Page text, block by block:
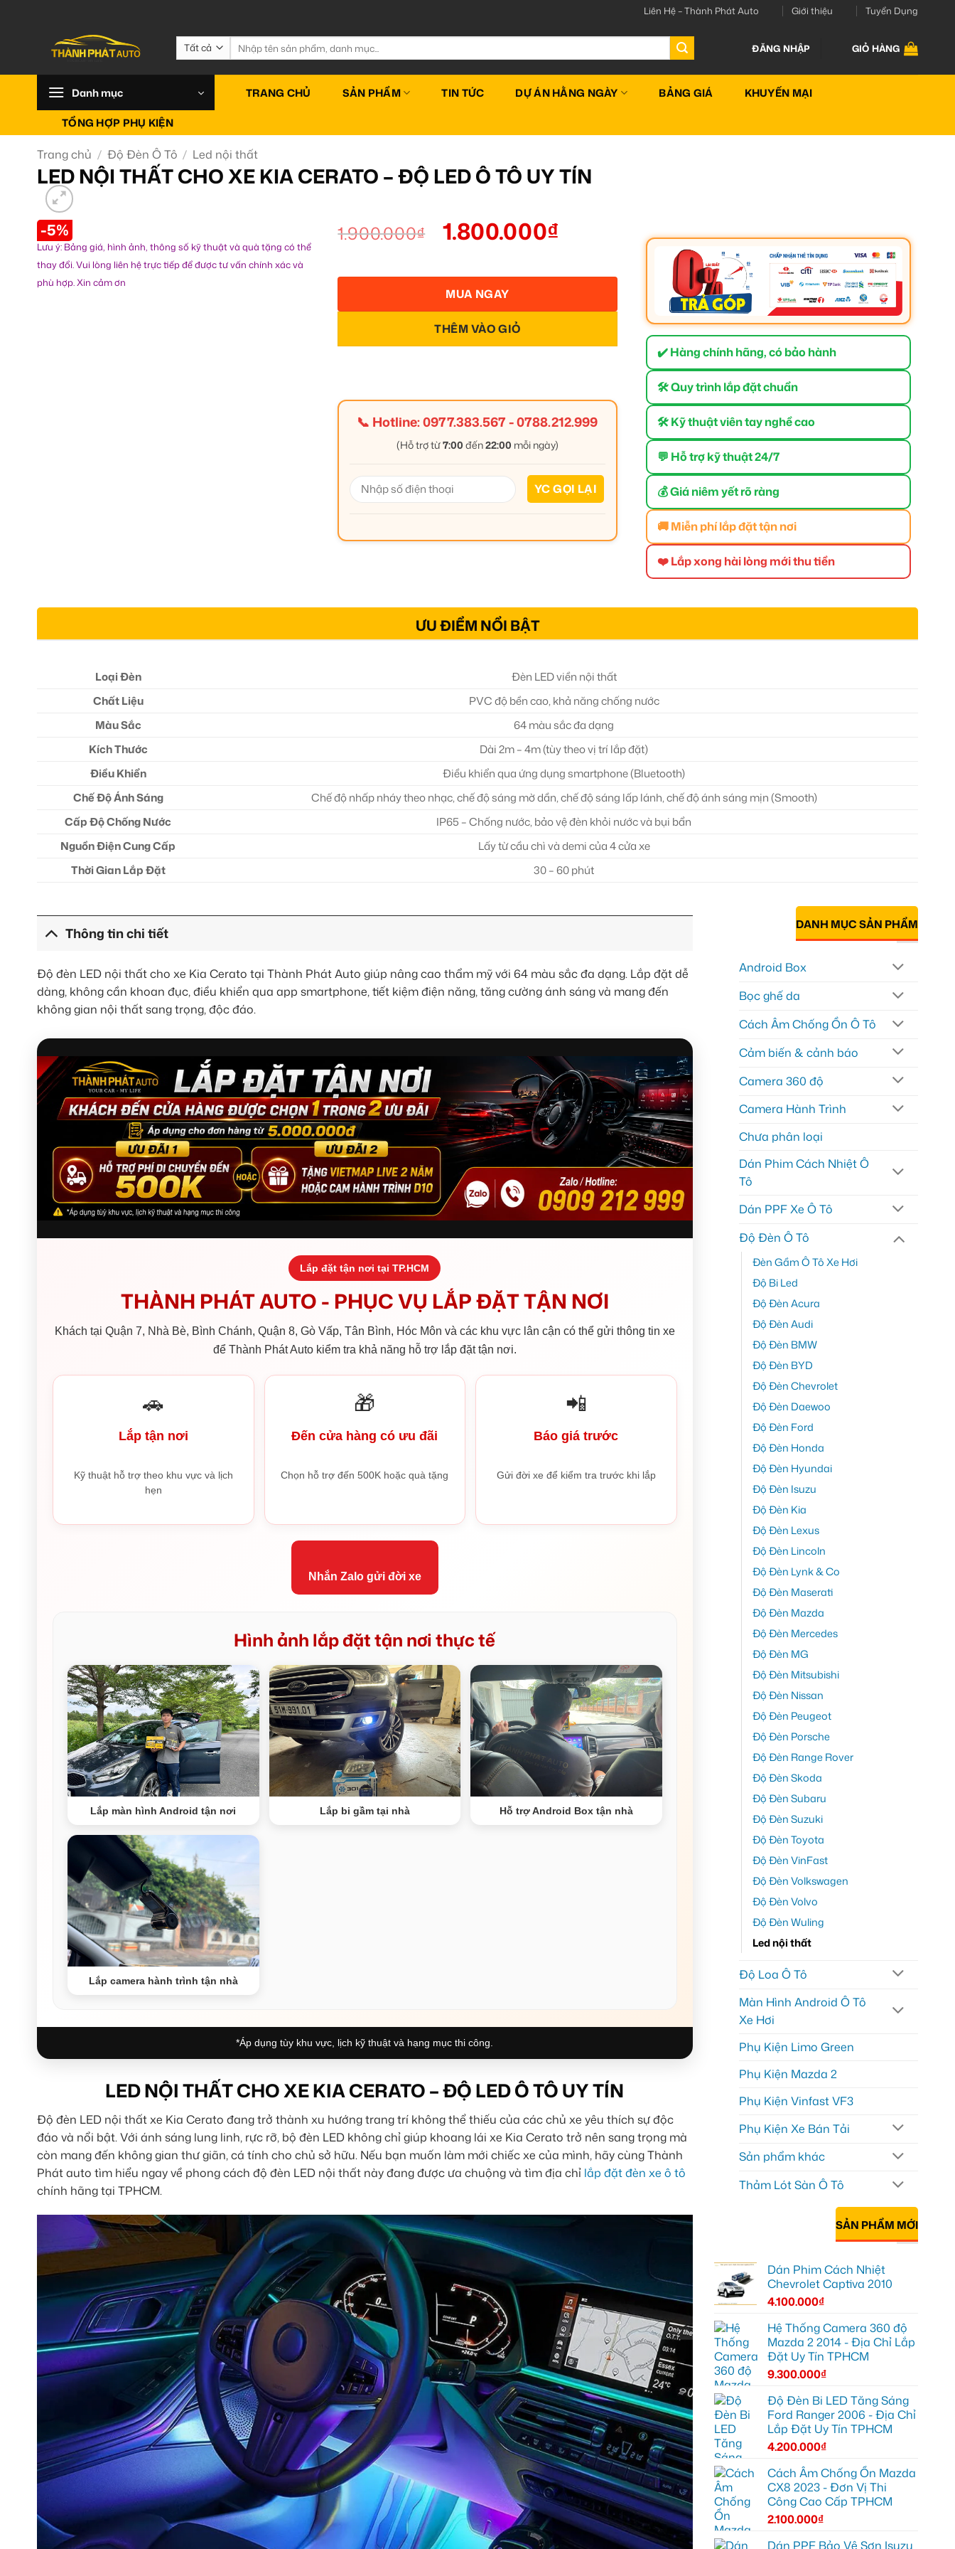
Liên Hệ – Thành Phát Auto Giới thiệu Tuyển Dụng
Tìm
kiếm:
ĐĂNG NHẬP GIỎ HÀNG
Danh mục TRANG CHỦ SẢN PHẨM TIN TỨC DỰ ÁN HẰNG NGÀY BẢNG GIÁ KHUYẾN MẠI
TỔNG HỢP PHỤ KIỆN
Trang chủ / Độ Đèn Ô Tô / Led nội thất
LED NỘI THẤT CHO XE KIA CERATO – ĐỘ LED Ô TÔ UY TÍN
-5%
Lưu ý: Bảng giá, hình ảnh, thông số kỹ thuật và quà tặng có thể
thay đổi. Vui lòng liên hệ trực tiếp để được tư vấn chính xác và
phù hợp. Xin cảm ơn
1.900.000₫ 1.800.000₫
THÊM VÀO GIỎ
MUA NGAY
📞 Hotline:0977.383.567-0788.212.999
(Hỗ trợ từ7:00 đến22:00 mỗi ngày)
✔️ Hàng chính hãng, có bảo hành
🛠 Quy trình lắp đặt chuẩn
🛠 Kỹ thuật viên tay nghề cao
💬 Hỗ trợ kỹ thuật 24/7
💰 Giá niêm yết rõ ràng
🚚 Miễn phí lắp đặt tận nơi
❤️ Lắp xong hài lòng mới thu tiền
ƯU ĐIỂM NỔI BẬT
Loại Đèn
Đèn LED viền nội thất
Chất Liệu
PVC độ bền cao, khả năng chống nước
Màu Sắc
64 màu sắc đa dạng
Kích Thước
Dài 2m – 4m (tùy theo vị trí lắp đặt)
Điều Khiển
Điều khiển qua ứng dụng smartphone (Bluetooth)
Chế Độ Ánh Sáng
Chế độ nhấp nháy theo nhạc, chế độ sáng mờ dần, chế độ sáng lấp lánh, chế độ ánh sáng mịn (Smooth)
Cấp Độ Chống Nước
IP65 – Chống nước, bảo vệ đèn khỏi nước và bụi bẩn
Nguồn Điện Cung Cấp
Lấy từ cầu chì và demi của 4 cửa xe
Thời Gian Lắp Đặt
30 – 60 phút
Thông tin chi tiết
Độ đèn LED nội thất cho xe Kia Cerato tại Thành Phát Auto giúp nâng cao thẩm mỹ với 64 màu sắc đa dạng. Lắp đặt dễ
dàng, không cần khoan đục, điều khiển qua app smartphone, tiết kiệm điện năng, tăng cường ánh sáng và mang đến
không gian nội thất sang trọng, độc đáo.
Lắp đặt tận nơi tại TP.HCM
THÀNH PHÁT AUTO - PHỤC VỤ LẮP ĐẶT TẬN NƠI
Khách tại Quận 7, Nhà Bè, Bình Chánh, Quận 8, Gò Vấp, Tân Bình, Hóc Môn và các khu vực lân cận có thể gửi thông tin xe
để Thành Phát Auto kiểm tra khả năng hỗ trợ lắp đặt tận nơi.
🚗
Lắp tận nơi
Kỹ thuật hỗ trợ theo khu vực và lịch
hẹn
🎁
Đến cửa hàng có ưu đãi
Chọn hỗ trợ đến 500K hoặc quà tặng
📲
Báo giá trước
Gửi đời xe để kiểm tra trước khi lắp
Nhắn Zalo gửi đời xe
Hình ảnh lắp đặt tận nơi thực tế
Lắp màn hình Android tận nơi Lắp bi gầm tại nhà Hỗ trợ Android Box tận nhà
Lắp camera hành trình tận nhà
*Áp dụng tùy khu vực, lịch kỹ thuật và hạng mục thi công.
LED NỘI THẤT CHO XE KIA CERATO – ĐỘ LED Ô TÔ UY TÍN
Độ đèn LED nội thất xe Kia Cerato đang trở thành xu hướng trang trí không thể thiếu của các chủ xe yêu thích sự độc
đáo và nổi bật. Với ánh sáng lung linh, rực rỡ, bộ đèn LED không chỉ giúp khoang lái xe Kia Cerato trở nên sang trọng mà
còn mang đến không gian thư giãn, cá tính cho chủ sở hữu. Nếu bạn muốn làm mới chiếc xe của mình, hãy cùng Thành
Phát auto tìm hiểu ngay về phong cách độ đèn LED nội thất này đang được ưa chuộng và tìm địa chỉ lắp đặt đèn xe ô tô
chính hãng tại TPHCM.
DANH MỤC SẢN PHẨM
Android Box
Bọc ghế da
Cách Âm Chống Ồn Ô Tô
Cảm biến & cảnh báo
Camera 360 độ
Camera Hành Trình
Chưa phân loại
Dán Phim Cách Nhiệt Ô
Tô
Dán PPF Xe Ô Tô
Độ Đèn Ô Tô
Đèn Gầm Ô Tô Xe Hơi
Độ Bi Led
Độ Đèn Acura
Độ Đèn Audi
Độ Đèn BMW
Độ Đèn BYD
Độ Đèn Chevrolet
Độ Đèn Daewoo
Độ Đèn Ford
Độ Đèn Honda
Độ Đèn Hyundai
Độ Đèn Isuzu
Độ Đèn Kia
Độ Đèn Lexus
Độ Đèn Lincoln
Độ Đèn Lynk & Co
Độ Đèn Maserati
Độ Đèn Mazda
Độ Đèn Mercedes
Độ Đèn MG
Độ Đèn Mitsubishi
Độ Đèn Nissan
Độ Đèn Peugeot
Độ Đèn Porsche
Độ Đèn Range Rover
Độ Đèn Skoda
Độ Đèn Subaru
Độ Đèn Suzuki
Độ Đèn Toyota
Độ Đèn VinFast
Độ Đèn Volkswagen
Độ Đèn Volvo
Độ Đèn Wuling
Led nội thất
Độ Loa Ô Tô
Màn Hình Android Ô Tô
Xe Hơi
Phụ Kiện Limo Green
Phụ Kiện Mazda 2
Phụ Kiện Vinfast VF3
Phụ Kiện Xe Bán Tải
Sản phẩm khác
Thảm Lót Sàn Ô Tô
SẢN PHẨM MỚI
Dán Phim Cách Nhiệt
Chevrolet Captiva 2010
4.100.000₫
Hệ Thống Camera 360 độ
Mazda 2 2014 - Địa Chỉ Lắp
Đặt Uy Tín TPHCM
9.300.000₫
Độ Đèn Bi LED Tăng Sáng
Ford Ranger 2006 - Địa Chỉ
Lắp Đặt Uy Tín TPHCM
4.200.000₫
Cách Âm Chống Ồn Mazda
CX8 2023 - Đơn Vị Thi
Công Cao Cấp TPHCM
2.100.000₫
Dán PPF Bảo Vệ Sơn Isuzu